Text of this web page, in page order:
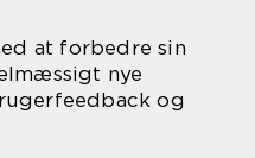
at forbedre sin
nye
og